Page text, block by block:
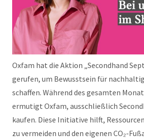
Oxfam hat die Aktion „Secondhand
gerufen, um Bewusstsein für
schaffen. Während des gesamten
ermutigt Oxfam, ausschließlich
kaufen. Diese Initiative hilft,
zu vermeiden und den eigenen CO₂-